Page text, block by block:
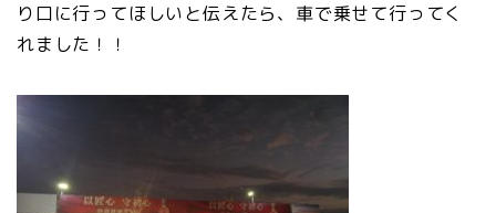
り口に行ってほしいと伝えたら、車で乗せて行ってく
れました！！